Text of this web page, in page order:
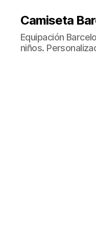
Camiseta
Equipación
niños.